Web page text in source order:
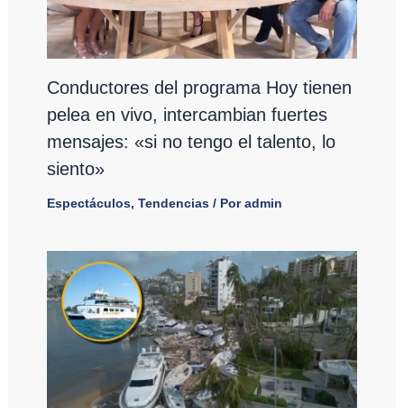
Conductores del programa Hoy tienen
pelea en vivo, intercambian fuertes
mensajes: «si no tengo el talento, lo
siento»
Espectáculos, Tendencias/ Poradmin